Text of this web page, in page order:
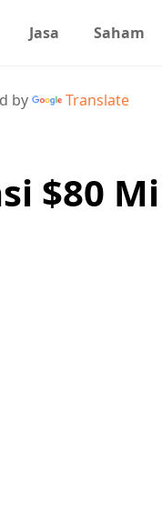
Jasa Saham
by Translate
$80